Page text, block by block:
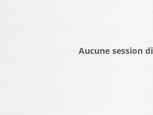
Aucune session